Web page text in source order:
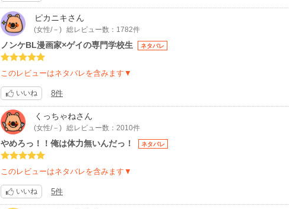
ピカニキさん
(女性/－) 総レビュー数：1782件
ノンケBL漫画家×ゲイの専門学校生 ネタバレ
このレビューはネタバレを含みます▼
いいね 8件
くっちゃねさん
(女性/－) 総レビュー数：2010件
やめろっ！！俺は体力無いんだっ！ ネタバレ
このレビューはネタバレを含みます▼
いいね 5件